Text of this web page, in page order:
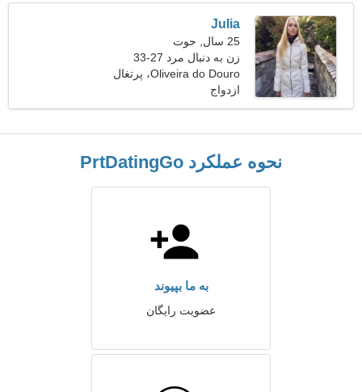
Julia
25 سال, حوت
زن به دنبال مرد 27-33
Oliveira do Douro، پرتغال
ازدواج
نحوه عملکرد PrtDatingGo
به ما بپیوند
عضویت رایگان